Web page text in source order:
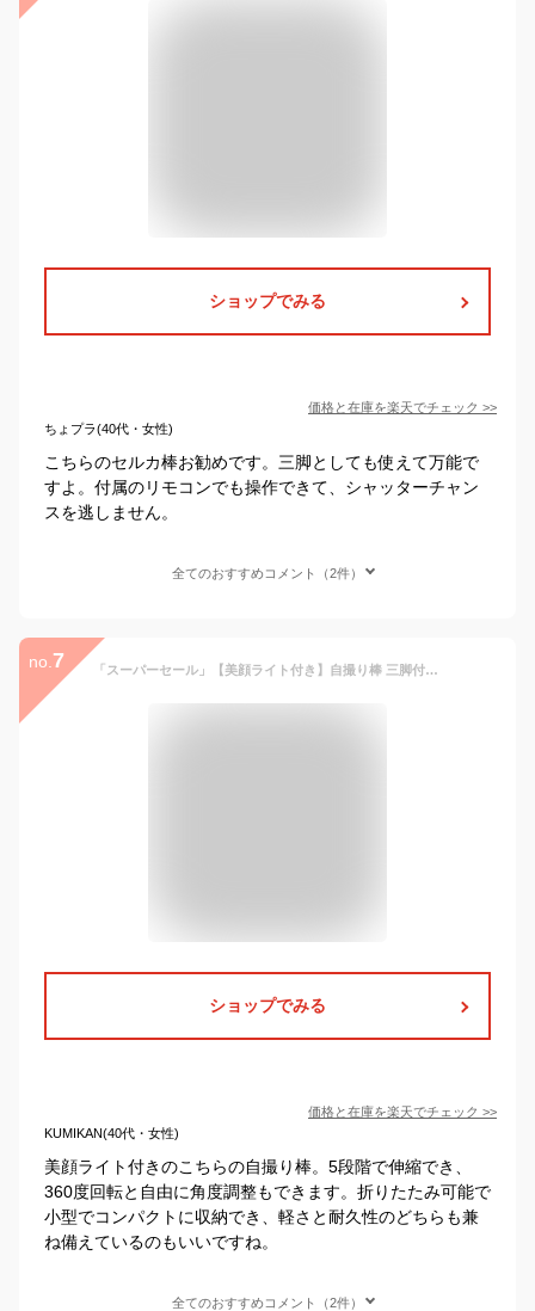
ショップでみる
価格と在庫を楽天でチェック >>
ちょプラ(40代・女性)
こちらのセルカ棒お勧めです。三脚としても使えて万能で
すよ。付属のリモコンでも操作できて、シャッターチャン
スを逃しません。
全てのおすすめコメント（2件）
no. 7 「スーパーセール」【美顔ライト付き】自撮り棒 三脚付き セルカ棒 Bluetooth リモコン付き スマホ Sandony じどり棒 LEDライト iphone/Android対応 5段階伸縮 360度回転 長い 折り畳み 小型 軽量 折り畳み コンパクト 多機能 充電式 新生活応援 ブラック 送料無料
ショップでみる
価格と在庫を楽天でチェック >>
KUMIKAN(40代・女性)
美顔ライト付きのこちらの自撮り棒。5段階で伸縮でき、
360度回転と自由に角度調整もできます。折りたたみ可能で
小型でコンパクトに収納でき、軽さと耐久性のどちらも兼
ね備えているのもいいですね。
全てのおすすめコメント（2件）